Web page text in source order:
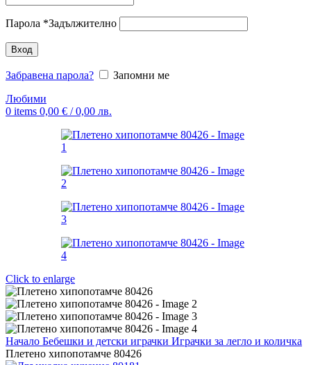
Парола *Задължително
Вход
Забравена парола?
Запомни ме
Любими
0 items 0,00 € / 0,00 лв.
Click to enlarge
Начало Бебешки и детски играчки Играчки за легло и количка
Плетено хипопотамче 80426